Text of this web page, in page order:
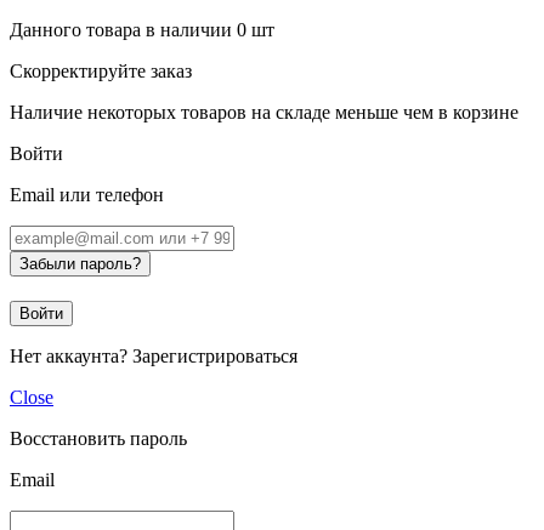
Данного товара в наличии 0 шт
Скорректируйте заказ
Наличие некоторых товаров на складе меньше чем в корзине
Войти
Email или телефон
Забыли пароль?
Войти
Нет аккаунта? Зарегистрироваться
Close
Восстановить пароль
Email